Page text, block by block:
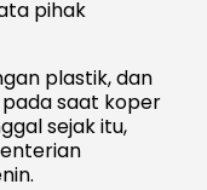
pihak
plastik, dan
saat koper
sejak itu,